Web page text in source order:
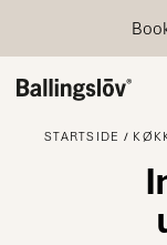
STARTSIDE